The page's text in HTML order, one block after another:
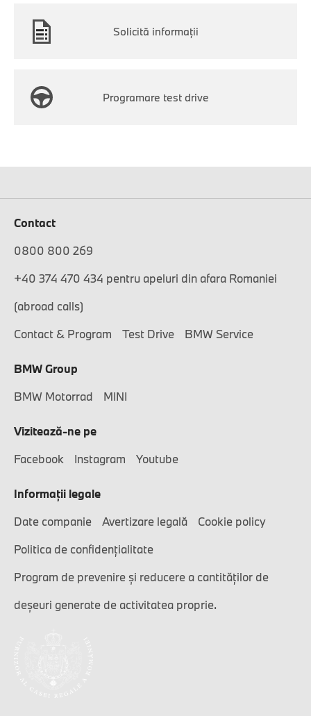
Solicită informaţii
Programare test drive
Contact
0800 800 269
+40 374 470 434 pentru apeluri din afara Romaniei
(abroad calls)
Contact & Program
Test Drive BMW Service
BMW Group
BMW Motorrad
MINI
Vizitează-ne pe
Facebook
Instagram Youtube
Informaţii legale
Date companie
Avertizare legală
Cookie policy
Politica de confidențialitate
Program de prevenire și reducere a cantităților de
deșeuri generate de activitatea proprie.